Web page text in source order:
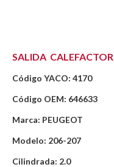
SALIDA CALEFACTOR
Código YACO: 4170
Código OEM: 646633
Marca: PEUGEOT
Modelo: 206-207
Cilindrada: 2.0